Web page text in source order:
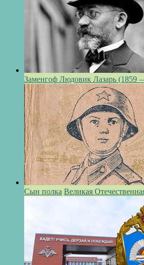
Заменгоф Людовик Лазарь (1859
Сын полка Великая